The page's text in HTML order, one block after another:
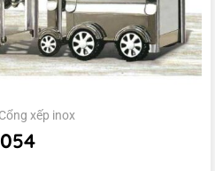
xếp inox